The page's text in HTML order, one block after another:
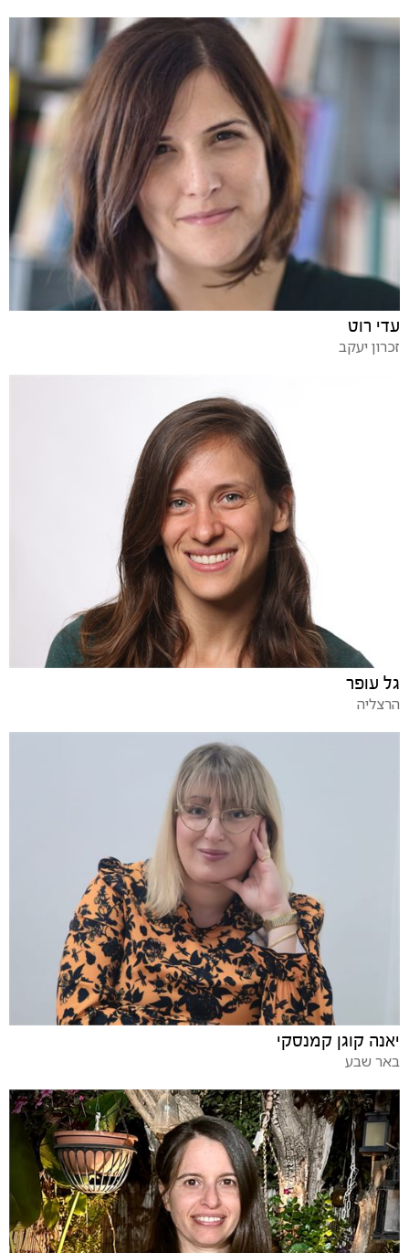
עדי רוט
זכרון יעקב
גל עופר
הרצליה
יאנה קוגן קמנסקי
באר שבע